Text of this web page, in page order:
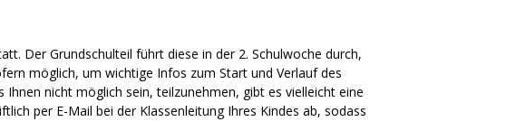
Der Grundschulteil führt diese in der 2. Schulwoche durch,
möglich, um wichtige Infos zum Start und Verlauf des
nicht möglich sein, teilzunehmen, gibt es vielleicht eine
per E-Mail bei der Klassenleitung Ihres Kindes ab, sodass